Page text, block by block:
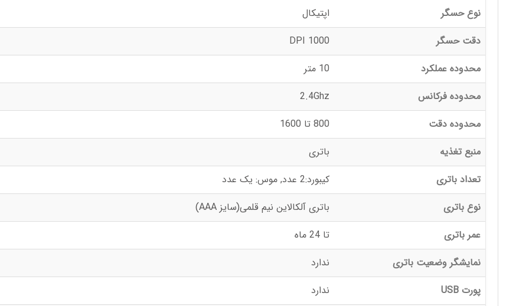
نوع حسگر
اپتیکال
دقت حسگر
1000 DPI
محدوده عملکرد
10 متر
محدوده فرکانس
2.4Ghz
محدوده دقت
800 تا 1600
منبع تغذیه
باتری
تعداد باتری
کیبورد:2 عدد, موس: یک عدد
نوع باتری
باتری آلکالاین نیم قلمی(سایز AAA)
عمر باتری
تا 24 ماه
نمایشگر وضعیت باتری
ندارد
پورت USB
ندارد